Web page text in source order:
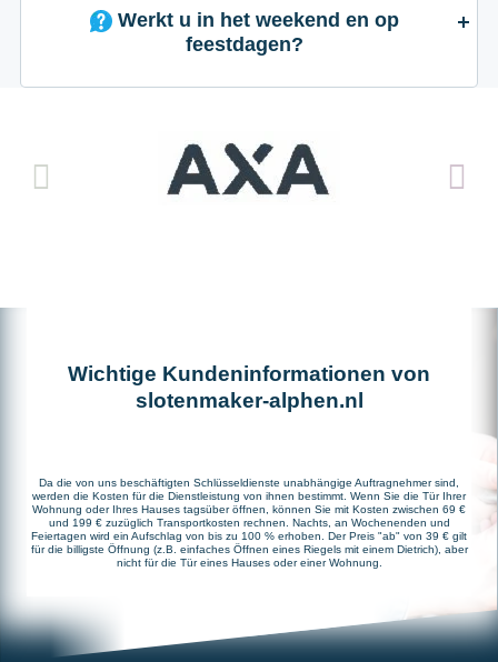
Werkt u in het weekend en op
feestdagen?
Wichtige Kundeninformationen von
slotenmaker-alphen.nl
Da die von uns beschäftigten Schlüsseldienste unabhängige Auftragnehmer sind,
werden die Kosten für die Dienstleistung von ihnen bestimmt. Wenn Sie die Tür Ihrer
Wohnung oder Ihres Hauses tagsüber öffnen, können Sie mit Kosten zwischen 69 €
und 199 € zuzüglich Transportkosten rechnen. Nachts, an Wochenenden und
Feiertagen wird ein Aufschlag von bis zu 100 % erhoben. Der Preis "ab" von 39 € gilt
für die billigste Öffnung (z.B. einfaches Öffnen eines Riegels mit einem Dietrich), aber
nicht für die Tür eines Hauses oder einer Wohnung.